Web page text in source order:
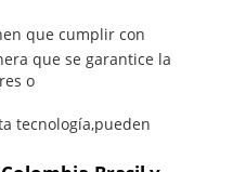
que cumplir con
que se garantice la
o
tecnología,pueden